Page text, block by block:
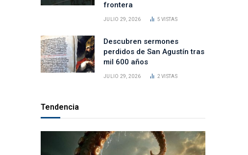
frontera
JULIO 29, 2026 5VISTAS
Descubren sermones
perdidos de San Agustín tras
mil 600 años
JULIO 29, 2026 2VISTAS
Tendencia